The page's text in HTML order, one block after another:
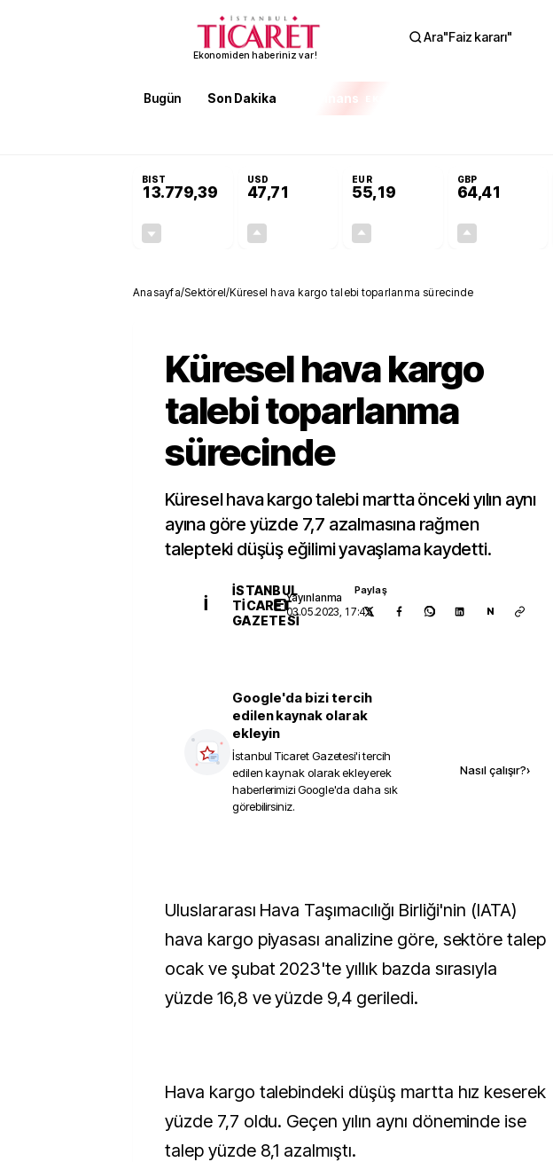
Ekonomiden haberiniz var!
Ara"Faiz kararı"
Bugün Son Dakika Finans
BIST
13.779,39
USD
47,71
EUR
55,19
GBP
64,41
Anasayfa/Sektörel/Küresel hava kargo talebi toparlanma sürecinde
Küresel hava kargo
talebi toparlanma
sürecinde
Küresel hava kargo talebi martta önceki yılın aynı
ayına göre yüzde 7,7 azalmasına rağmen
talepteki düşüş eğilimi yavaşlama kaydetti.
İ
İSTANBUL
TICARET
GAZETESI
Yayınlanma
03.05.2023, 17:45
Paylaş
N
Google'da bizi tercih
edilen kaynak olarak
ekleyin
İstanbul Ticaret Gazetesi'i tercih
edilen kaynak olarak ekleyerek
haberlerimizi Google'da daha sık
görebilirsiniz.
Nasıl çalışır?›
Uluslararası Hava Taşımacılığı Birliği'nin (IATA)
hava kargo piyasası analizine göre, sektöre talep
ocak ve şubat 2023'te yıllık bazda sırasıyla
yüzde 16,8 ve yüzde 9,4 geriledi.
Hava kargo talebindeki düşüş martta hız keserek
yüzde 7,7 oldu. Geçen yılın aynı döneminde ise
talep yüzde 8,1 azalmıştı.